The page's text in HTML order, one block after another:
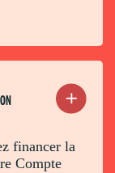
financer la
Compte